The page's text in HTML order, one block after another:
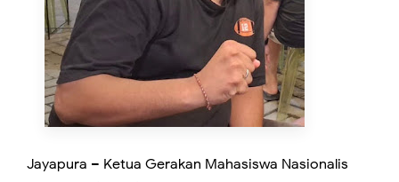
Jayapura – Ketua Gerakan Mahasiswa Nasionalis